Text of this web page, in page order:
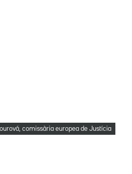
comissària europea de Justícia